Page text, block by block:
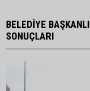
BELEDİYE
SONUÇLARI